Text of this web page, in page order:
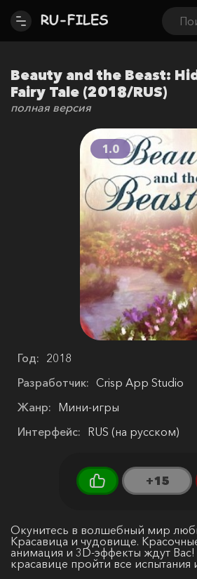
Beauty and the Beast:
Fairy Tale (2018/RUS)
полная версия
1.0
Год: 2018
Разработчик: Crisp App Studio
Жанр: Мини-игры
Интерфейс: RUS (на русском)
+15
Окунитесь в волшебный мир
Красавица и чудовище.
анимация и 3D-эффекты ждут
красавице пройти все